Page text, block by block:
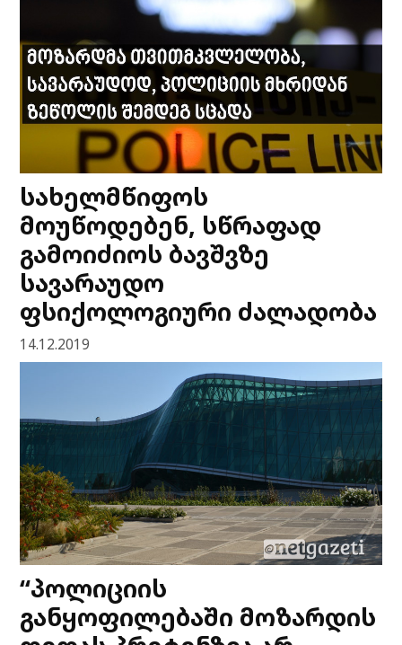
სახელმწიფოს
მოუწოდებენ, სწრაფად
გამოიძიოს ბავშვზე
სავარაუდო
ფსიქოლოგიური ძალადობა
14.12.2019
“პოლიციის
განყოფილებაში მოზარდის